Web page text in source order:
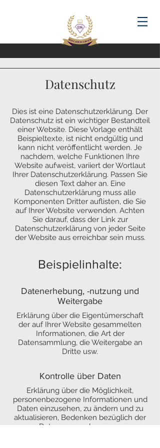
Datenschutz
Dies ist eine Datenschutzerklärung. Der
Datenschutz ist ein wichtiger Bestandteil
einer Website. Diese Vorlage enthält
Beispieltexte, ist nicht endgültig und
kann nicht veröffentlicht werden. Je
nachdem, welche Funktionen Ihre
Website aufweist, variiert der Wortlaut
Ihrer Datenschutzerklärung. Passen Sie
diesen Text daher an. Eine
Datenschutzerklärung muss alle
Komponenten Dritter auflisten, die Sie
auf Ihrer Website verwenden. Achten
Sie darauf, dass der Link zur
Datenschutzerklärung von jeder Seite
der Website aus erreichbar sein muss.
Beispielinhalte:
Datenerhebung, -nutzung und
Weitergabe
Erklärung über die Eigentümerschaft
der auf Ihrer Website gesammelten
Informationen, die Art der
Datensammlung, die Weitergabe an
Dritte usw.
Kontrolle über Daten
Erklärung über die Möglichkeit,
personenbezogene Informationen und
Daten einzusehen, zu ändern und zu
aktualisieren, Bedenken bezüglich der
Datenverwendung usw.